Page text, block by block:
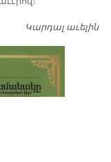
Կարդալ աւելին